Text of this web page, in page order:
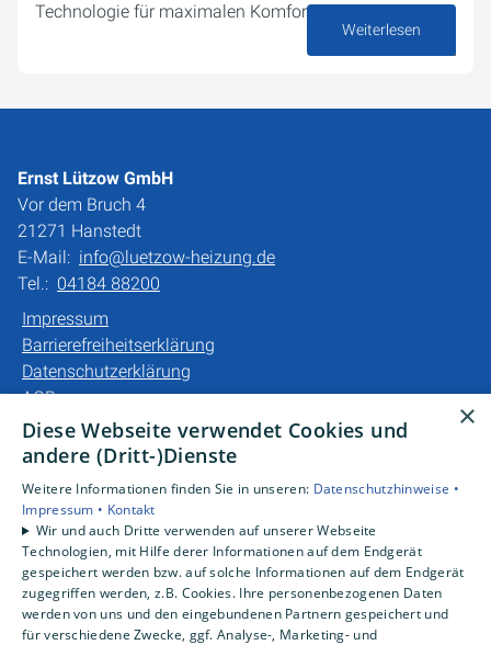
Technologie für maximalen Komfort und minimalen…
Weiterlesen
Ernst Lützow GmbH
Vor dem Bruch 4
21271 Hanstedt
E-Mail: info@luetzow-heizung.de
Tel.: 04184 88200
Impressum
Barrierefreiheitserklärung
Datenschutzerklärung
AGB
Unsere Bereiche
Gewerbekunden
Karriere
Unternehmen
Kontakt
×
Diese Webseite verwendet Cookies und
andere (Dritt-)Dienste
Weitere Informationen finden Sie in unseren: Datenschutzhinweise •
Impressum • Kontakt
Wir und auch Dritte verwenden auf unserer Webseite
Technologien, mit Hilfe derer Informationen auf dem Endgerät
gespeichert werden bzw. auf solche Informationen auf dem Endgerät
zugegriffen werden, z.B. Cookies. Ihre personenbezogenen Daten
werden von uns und den eingebundenen Partnern gespeichert und
für verschiedene Zwecke, ggf. Analyse-, Marketing- und